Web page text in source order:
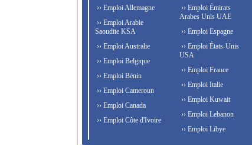
›› Emploi Allemagne
›› Emploi Arabie
Saoudite KSA
›› Emploi Australie
›› Emploi Belgique
›› Emploi Bénin
›› Emploi Cameroun
›› Emploi Canada
›› Emploi Côte d'Ivoire
›› Emploi Émirats
Arabes Unis UAE
›› Emploi Espagne
›› Emploi États-Unis
USA
›› Emploi France
›› Emploi Italie
›› Emploi Kuwait
›› Emploi Lebanon
›› Emploi Libye